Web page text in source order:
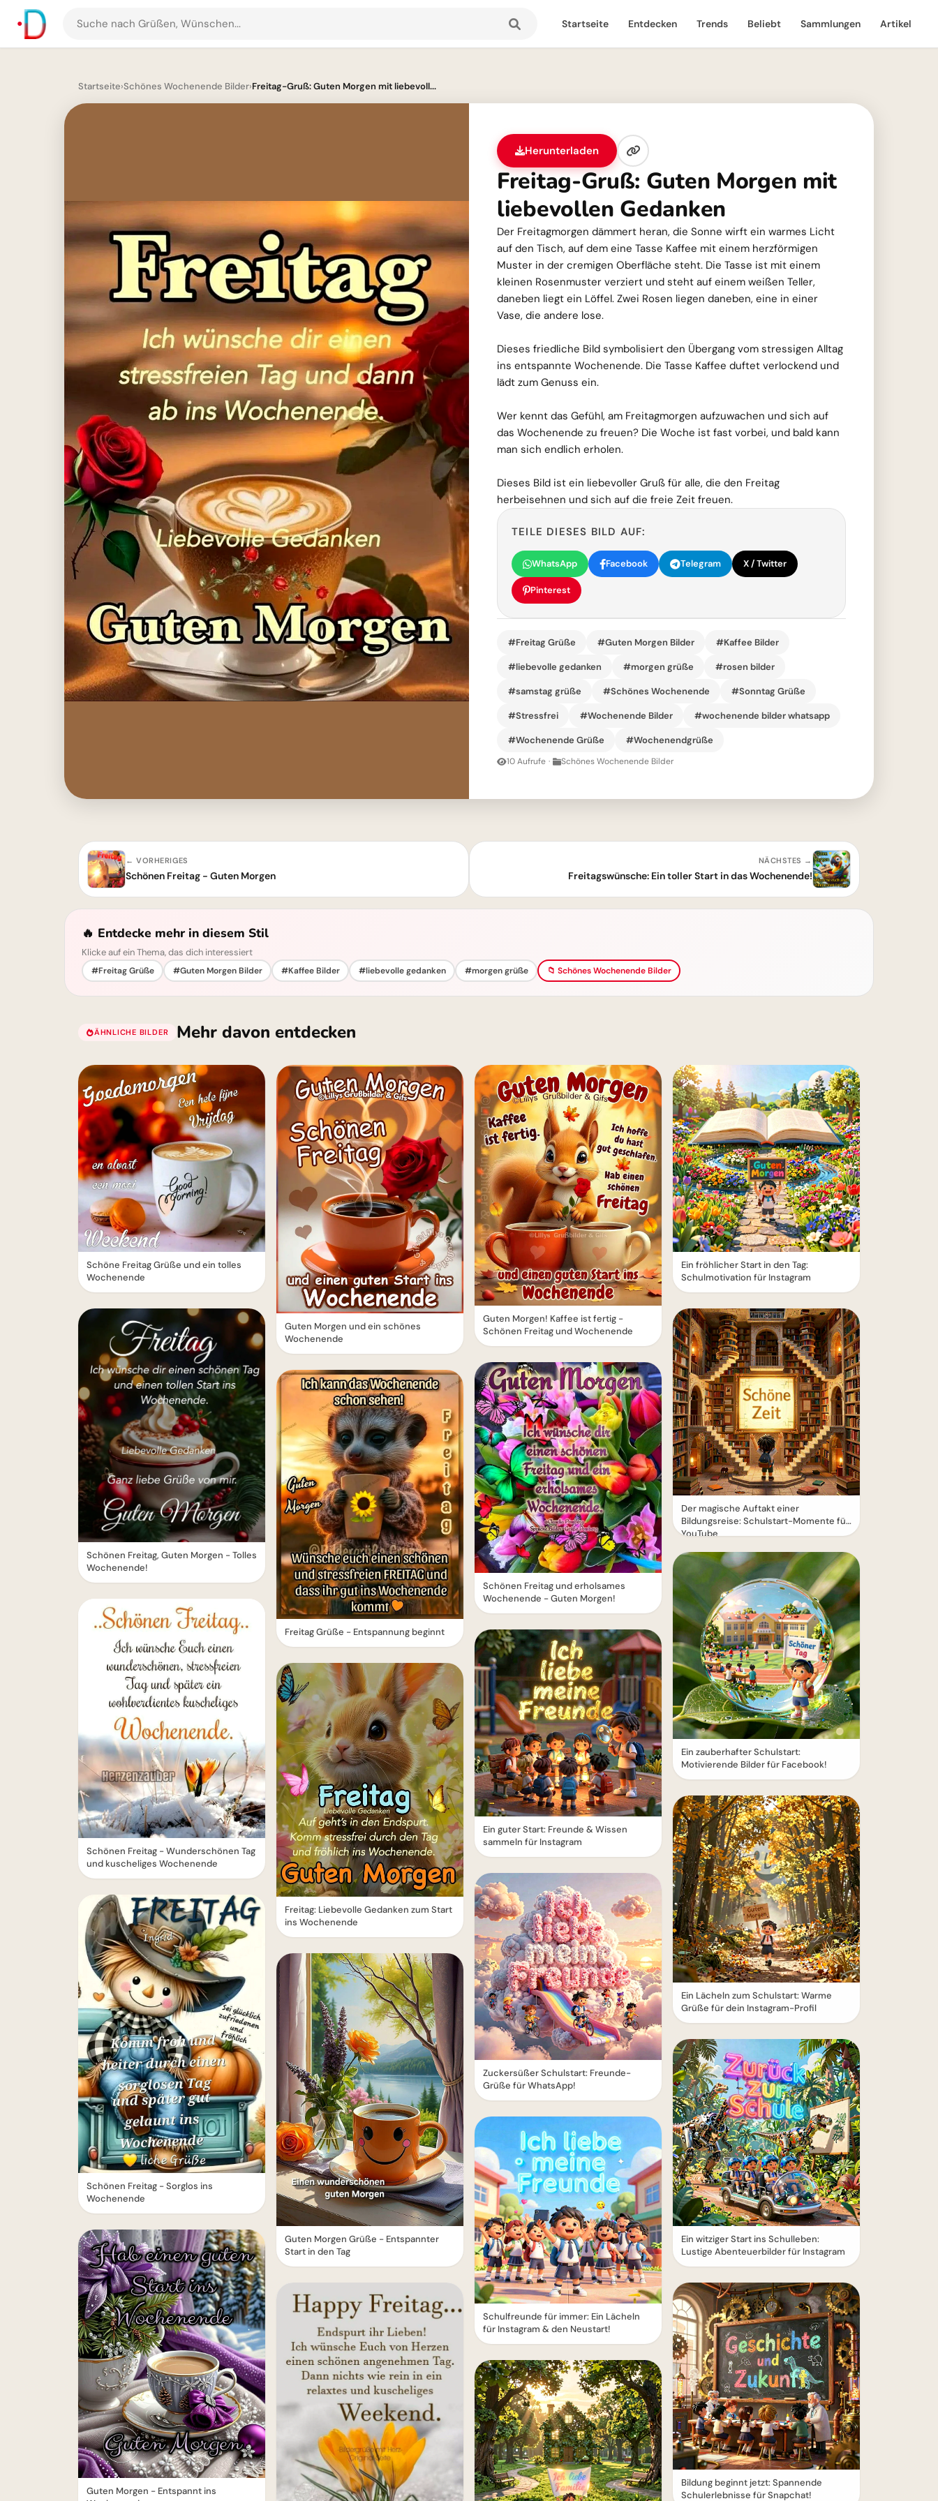
Suche
nach
und
Startseite Entdecken Trends Beliebt Sammlungen Artikel
Startseite›Schönes Wochenende Bilder›Freitag-Gruß: Guten Morgen mit liebevoll...
Herunterladen
Freitag-Gruß: Guten Morgen mit
liebevollen Gedanken
Der Freitagmorgen dämmert heran, die Sonne wirft ein warmes Licht
auf den Tisch, auf dem eine Tasse Kaffee mit einem herzförmigen
Muster in der cremigen Oberfläche steht. Die Tasse ist mit einem
kleinen Rosenmuster verziert und steht auf einem weißen Teller,
daneben liegt ein Löffel. Zwei Rosen liegen daneben, eine in einer
Vase, die andere lose.
Dieses friedliche Bild symbolisiert den Übergang vom stressigen Alltag
ins entspannte Wochenende. Die Tasse Kaffee duftet verlockend und
lädt zum Genuss ein.
Wer kennt das Gefühl, am Freitagmorgen aufzuwachen und sich auf
das Wochenende zu freuen? Die Woche ist fast vorbei, und bald kann
man sich endlich erholen.
Dieses Bild ist ein liebevoller Gruß für alle, die den Freitag
herbeisehnen und sich auf die freie Zeit freuen.
TEILE DIESES BILD AUF:
WhatsApp Facebook Telegram X / Twitter
Pinterest
#Freitag Grüße #Guten Morgen Bilder #Kaffee Bilder
#liebevolle gedanken #morgen grüße #rosen bilder
#samstag grüße #Schönes Wochenende #Sonntag Grüße
#Stressfrei #Wochenende Bilder #wochenende bilder whatsapp
#Wochenende Grüße #Wochenendgrüße
10 Aufrufe · Schönes Wochenende Bilder
← VORHERIGES
Schönen Freitag - Guten Morgen
NÄCHSTES →
Freitagswünsche: Ein toller Start in das Wochenende!
🔥 Entdecke mehr in diesem Stil
Klicke auf ein Thema, das dich interessiert
#Freitag Grüße #Guten Morgen Bilder #Kaffee Bilder #liebevolle gedanken #morgen grüße 📁 Schönes Wochenende Bilder
ÄHNLICHE BILDER Mehr davon entdecken
Schöne Freitag Grüße und ein tolles
Wochenende
Schönen Freitag, Guten Morgen - Tolles
Wochenende!
Schönen Freitag - Wunderschönen Tag
und kuscheliges Wochenende
Schönen Freitag - Sorglos ins
Wochenende
Guten Morgen - Entspannt ins
Guten Morgen und ein schönes
Wochenende
Freitag Grüße - Entspannung beginnt
Freitag: Liebevolle Gedanken zum Start
ins Wochenende
Guten Morgen Grüße - Entspannter
Start in den Tag
Guten Morgen! Kaffee ist fertig -
Schönen Freitag und Wochenende
Schönen Freitag und erholsames
Wochenende - Guten Morgen!
Ein guter Start: Freunde & Wissen
sammeln für Instagram
Zuckersüßer Schulstart: Freunde-
Grüße für WhatsApp!
Schulfreunde für immer: Ein Lächeln
für Instagram & den Neustart!
Ein fröhlicher Start in den Tag:
Schulmotivation für Instagram
Der magische Auftakt einer
Bildungsreise: Schulstart-Momente für
YouTube
Ein zauberhafter Schulstart:
Motivierende Bilder für Facebook!
Ein Lächeln zum Schulstart: Warme
Grüße für dein Instagram-Profil
Ein witziger Start ins Schulleben:
Lustige Abenteuerbilder für Instagram
Bildung beginnt jetzt: Spannende
Schulerlebnisse für Snapchat!